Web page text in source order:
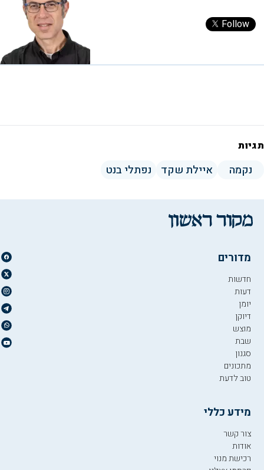
Follow
תגיות
נקמה איילת שקד נפתלי בנט
מדורים
חדשות
דעות
יומן
דיוקן
מוצש
שבת
סגנון
מתכונים
טוב לדעת
מידע כללי
צור קשר
אודות
רכישת מנוי